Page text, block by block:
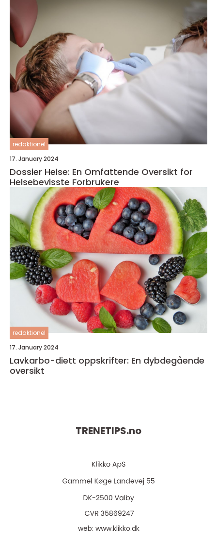
redaktionel
17. January 2024
Dossier Helse: En Omfattende Oversikt for
Helsebevisste Forbrukere
redaktionel
17. January 2024
Lavkarbo-diett oppskrifter: En dybdegående
oversikt
TRENETIPS.no
web: www.klikko.dk